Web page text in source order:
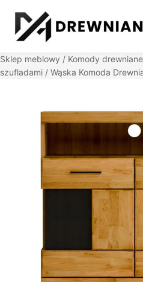
Sklep meblowy / Komody drewniane
szufladami / Wąska Komoda